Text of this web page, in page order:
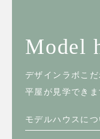
Model
デザインラボこ
平屋が見学できま
モデルハウスにつ